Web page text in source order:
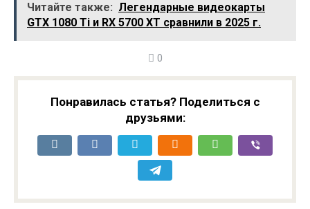
названиями
Читайте также: Легендарные видеокарты
GTX 1080 Ti и RX 5700 XT сравнили в 2025 г.
0
Понравилась статья? Поделиться с
друзьями: